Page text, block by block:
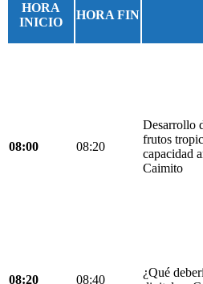
HORA
INICIO
HORA FIN
08:00 08:20
Desarrollo
frutos
capacidad
Caimito
08:20 08:40
¿Qué